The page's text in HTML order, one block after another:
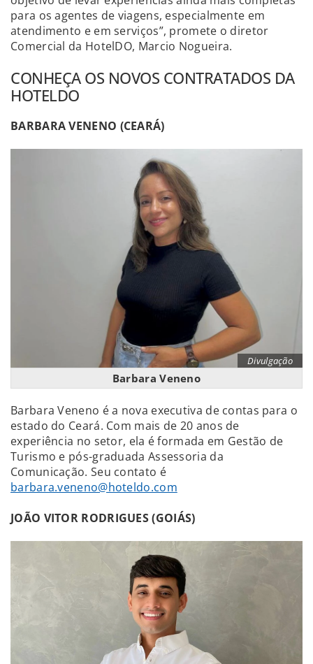
para os agentes de viagens, especialmente em
atendimento e em serviços”, promete o diretor
Comercial da HotelDO, Marcio Nogueira.
CONHEÇA OS NOVOS CONTRATADOS DA
HOTELDO
BARBARA VENENO (CEARÁ)
Divulgação
Barbara Veneno
Barbara Veneno é a nova executiva de contas para o
estado do Ceará. Com mais de 20 anos de
experiência no setor, ela é formada em Gestão de
Turismo e pós-graduada Assessoria da
Comunicação. Seu contato é
barbara.veneno@hoteldo.com
JOÃO VITOR RODRIGUES (GOIÁS)